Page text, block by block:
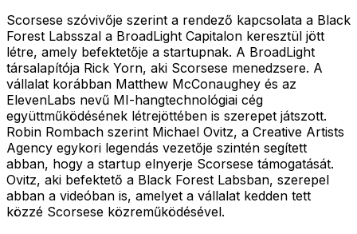
Scorsese szóvivője szerint a rendező kapcsolata a Black
Forest Labsszal a BroadLight Capitalon keresztül jött
létre, amely befektetője a startupnak. A BroadLight
társalapítója Rick Yorn, aki Scorsese menedzsere. A
vállalat korábban Matthew McConaughey és az
ElevenLabs nevű MI-hangtechnológiai cég
együttműködésének létrejöttében is szerepet játszott.
Robin Rombach szerint Michael Ovitz, a Creative Artists
Agency egykori legendás vezetője szintén segített
abban, hogy a startup elnyerje Scorsese támogatását.
Ovitz, aki befektető a Black Forest Labsban, szerepel
abban a videóban is, amelyet a vállalat kedden tett
közzé Scorsese közreműködésével.